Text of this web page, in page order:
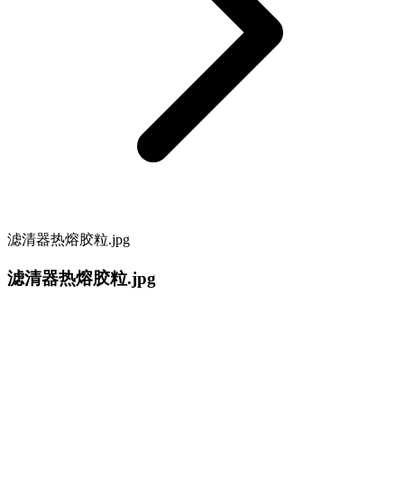
滤清器热熔胶粒.jpg
滤清器热熔胶粒.jpg